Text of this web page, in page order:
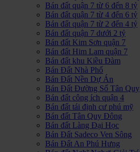
Bán đất quận 7 từ 6 đến 8 tỷ
Bán đất quận 7 từ 4 đến 6 tỷ
Bán đất quận 7 từ 2 đến 4 tỷ
Bán đất quận 7 dưới 2 tỷ
Bán đất Kim Sơn quận 7
Bán đất Him Lam quận 7
Bán đất khu Kiều Đàm
Bán Đất Nhà Phố
Bán Đất Nền Dự Án
Bán Đất Đường Số Tân Quy
Bán đất công ích quận 4
Bán đất tái định cư phú mỹ
Bán đất Tân Quy Đông
Bán đất Làng Đại Học
Bán Đất Sadeco Ven Sông
Bán Đất An Phú Hưng